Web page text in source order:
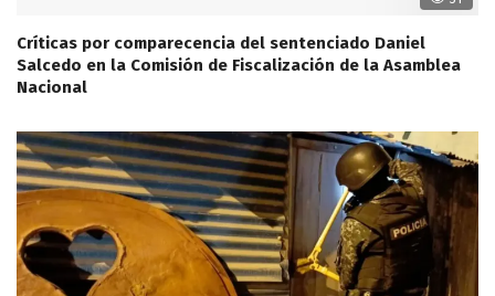
Críticas por comparecencia del sentenciado Daniel
Salcedo en la Comisión de Fiscalización de la Asamblea
Nacional